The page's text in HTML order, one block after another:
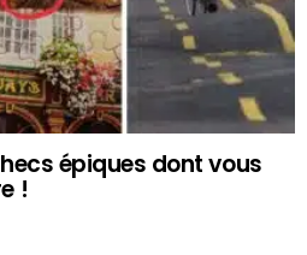
épiques dont vous
!